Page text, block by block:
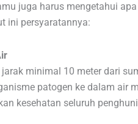
juga harus mengetahui
ini persyaratannya:
minimal 10 meter dari
patogen ke dalam air
kesehatan seluruh